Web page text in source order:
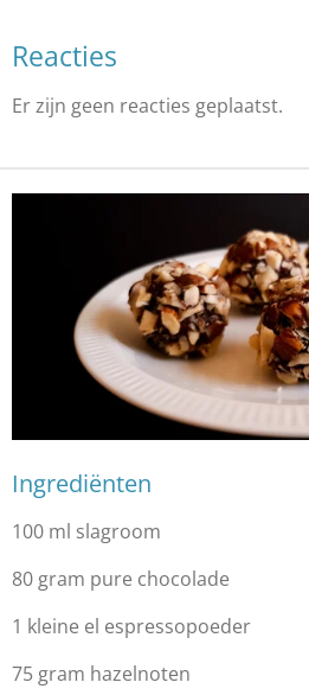
Reacties
Er zijn geen reacties geplaatst.
Ingrediënten
100 ml slagroom
80 gram pure chocolade
1 kleine el espressopoeder
75 gram hazelnoten